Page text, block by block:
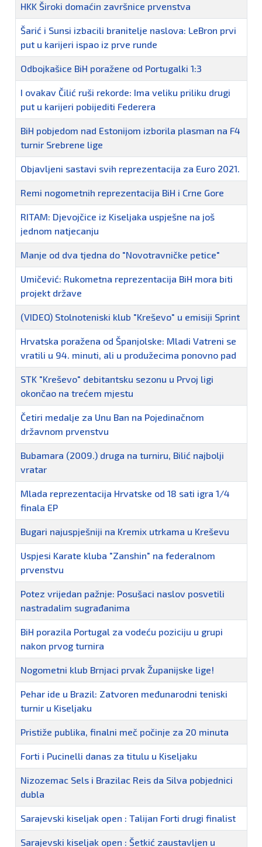
HKK Široki domaćin završnice prvenstva
Šarić i Sunsi izbacili branitelje naslova: LeBron prvi
put u karijeri ispao iz prve runde
Odbojkašice BiH poražene od Portugalki 1:3
I ovakav Čilić ruši rekorde: Ima veliku priliku drugi
put u karijeri pobijediti Federera
BiH pobjedom nad Estonijom izborila plasman na F4
turnir Srebrene lige
Objavljeni sastavi svih reprezentacija za Euro 2021.
Remi nogometnih reprezentacija BiH i Crne Gore
RITAM: Djevojčice iz Kiseljaka uspješne na još
jednom natjecanju
Manje od dva tjedna do "Novotravničke petice"
Umičević: Rukometna reprezentacija BiH mora biti
projekt države
(VIDEO) Stolnoteniski klub "Kreševo" u emisiji Sprint
Hrvatska poražena od Španjolske: Mladi Vatreni se
vratili u 94. minuti, ali u produžecima ponovno pad
STK "Kreševo" debitantsku sezonu u Prvoj ligi
okončao na trećem mjestu
Četiri medalje za Unu Ban na Pojedinačnom
državnom prvenstvu
Bubamara (2009.) druga na turniru, Bilić najbolji
vratar
Mlada reprezentacija Hrvatske od 18 sati igra 1/4
finala EP
Bugari najuspješniji na Kremix utrkama u Kreševu
Uspjesi Karate kluba "Zanshin" na federalnom
prvenstvu
Potez vrijedan pažnje: Posušaci naslov posvetili
nastradalim sugrađanima
BiH porazila Portugal za vodeću poziciju u grupi
nakon prvog turnira
Nogometni klub Brnjaci prvak Županijske lige!
Pehar ide u Brazil: Zatvoren međunarodni teniski
turnir u Kiseljaku
Pristiže publika, finalni meč počinje za 20 minuta
Forti i Pucinelli danas za titulu u Kiseljaku
Nizozemac Sels i Brazilac Reis da Silva pobjednici
dubla
Sarajevski kiseljak open : Talijan Forti drugi finalist
Sarajevski kiseljak open : Šetkić zaustavljen u